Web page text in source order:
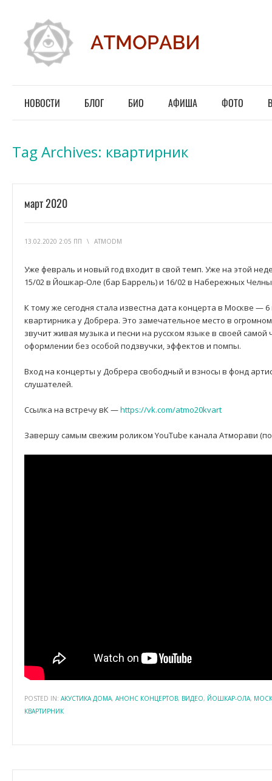
НОВОСТИ БЛОГ БИО АФИША ФОТО
Tag Archives: квартирник
март 2020
13.02.2020 2:05 ПП \ ATMODM
Уже февраль и новый год входит в свой темп. Уже на этой
15/02 в Йошкар-Оле (бар Баррель) и 16/02 в Набережных Челны
К тому же сегодня стала известна дата концерта в Москве —
квартирника у Добрера. Это замечательное место в
звучит живая музыка и песни на русском языке в своей
оформлении без особой подзвучки, эффектов и помпы.
Вход на концерты у Добрера свободный и взносы в фонд
слушателей.
Ссылка на встречу вК —https://vk.com/atmo20kvart
Завершу самым свежим роликом YouTube канала Атморави
POSTED IN: АКУСТИКА ДОМА, АНОНС КОНЦЕРТОВ, ВИДЕО, ЙОШКАР-ОЛА,
КВАРТИРНИК